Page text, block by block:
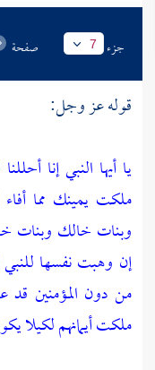
جزء 7 صفحة
قوله عز وجل:
يا أيها النبي إنا
ملكت يمينك مما
وبنات خالك وبنات
إن وهبت نفسها
من دون المؤمنين قد
ملكت أيمانهم لكيلا